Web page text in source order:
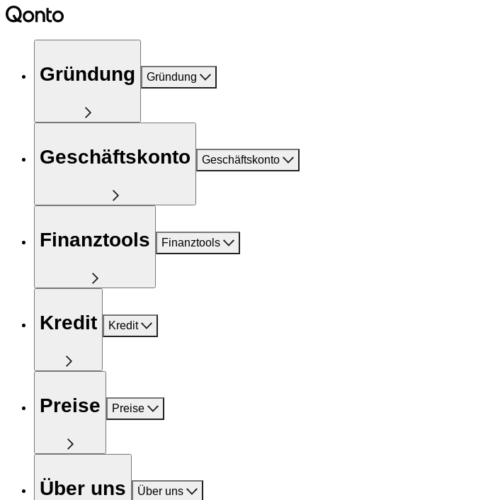
Gründung Gründung
Geschäftskonto Geschäftskonto
Finanztools Finanztools
Kredit Kredit
Preise Preise
Über uns Über uns